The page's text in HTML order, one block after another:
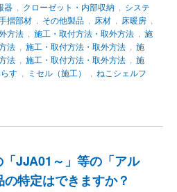
器, クローゼット・内部収納, システ
摺部材, その他製品, 床材, 床暖房,
方法, 施工・取付方法・取外方法, 施
法, 施工・取付方法・取外方法, 施
法, 施工・取付方法・取外方法, 施
す, ミセル（施工）
ねこシェルフ
JJA01～」等の「アル
特定はできますか？